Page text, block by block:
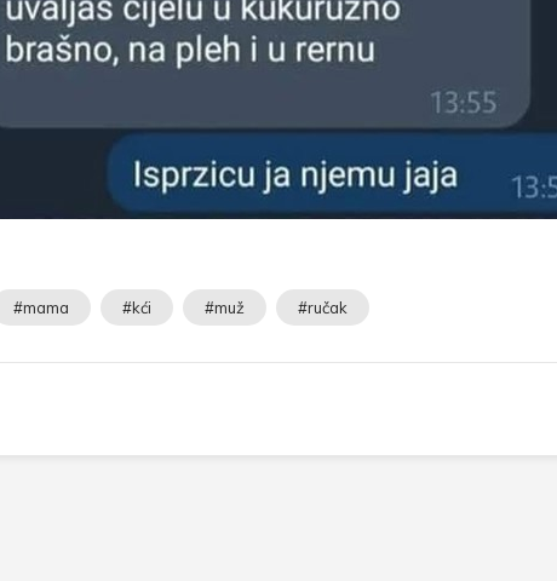
#mama #kći #muž #ručak